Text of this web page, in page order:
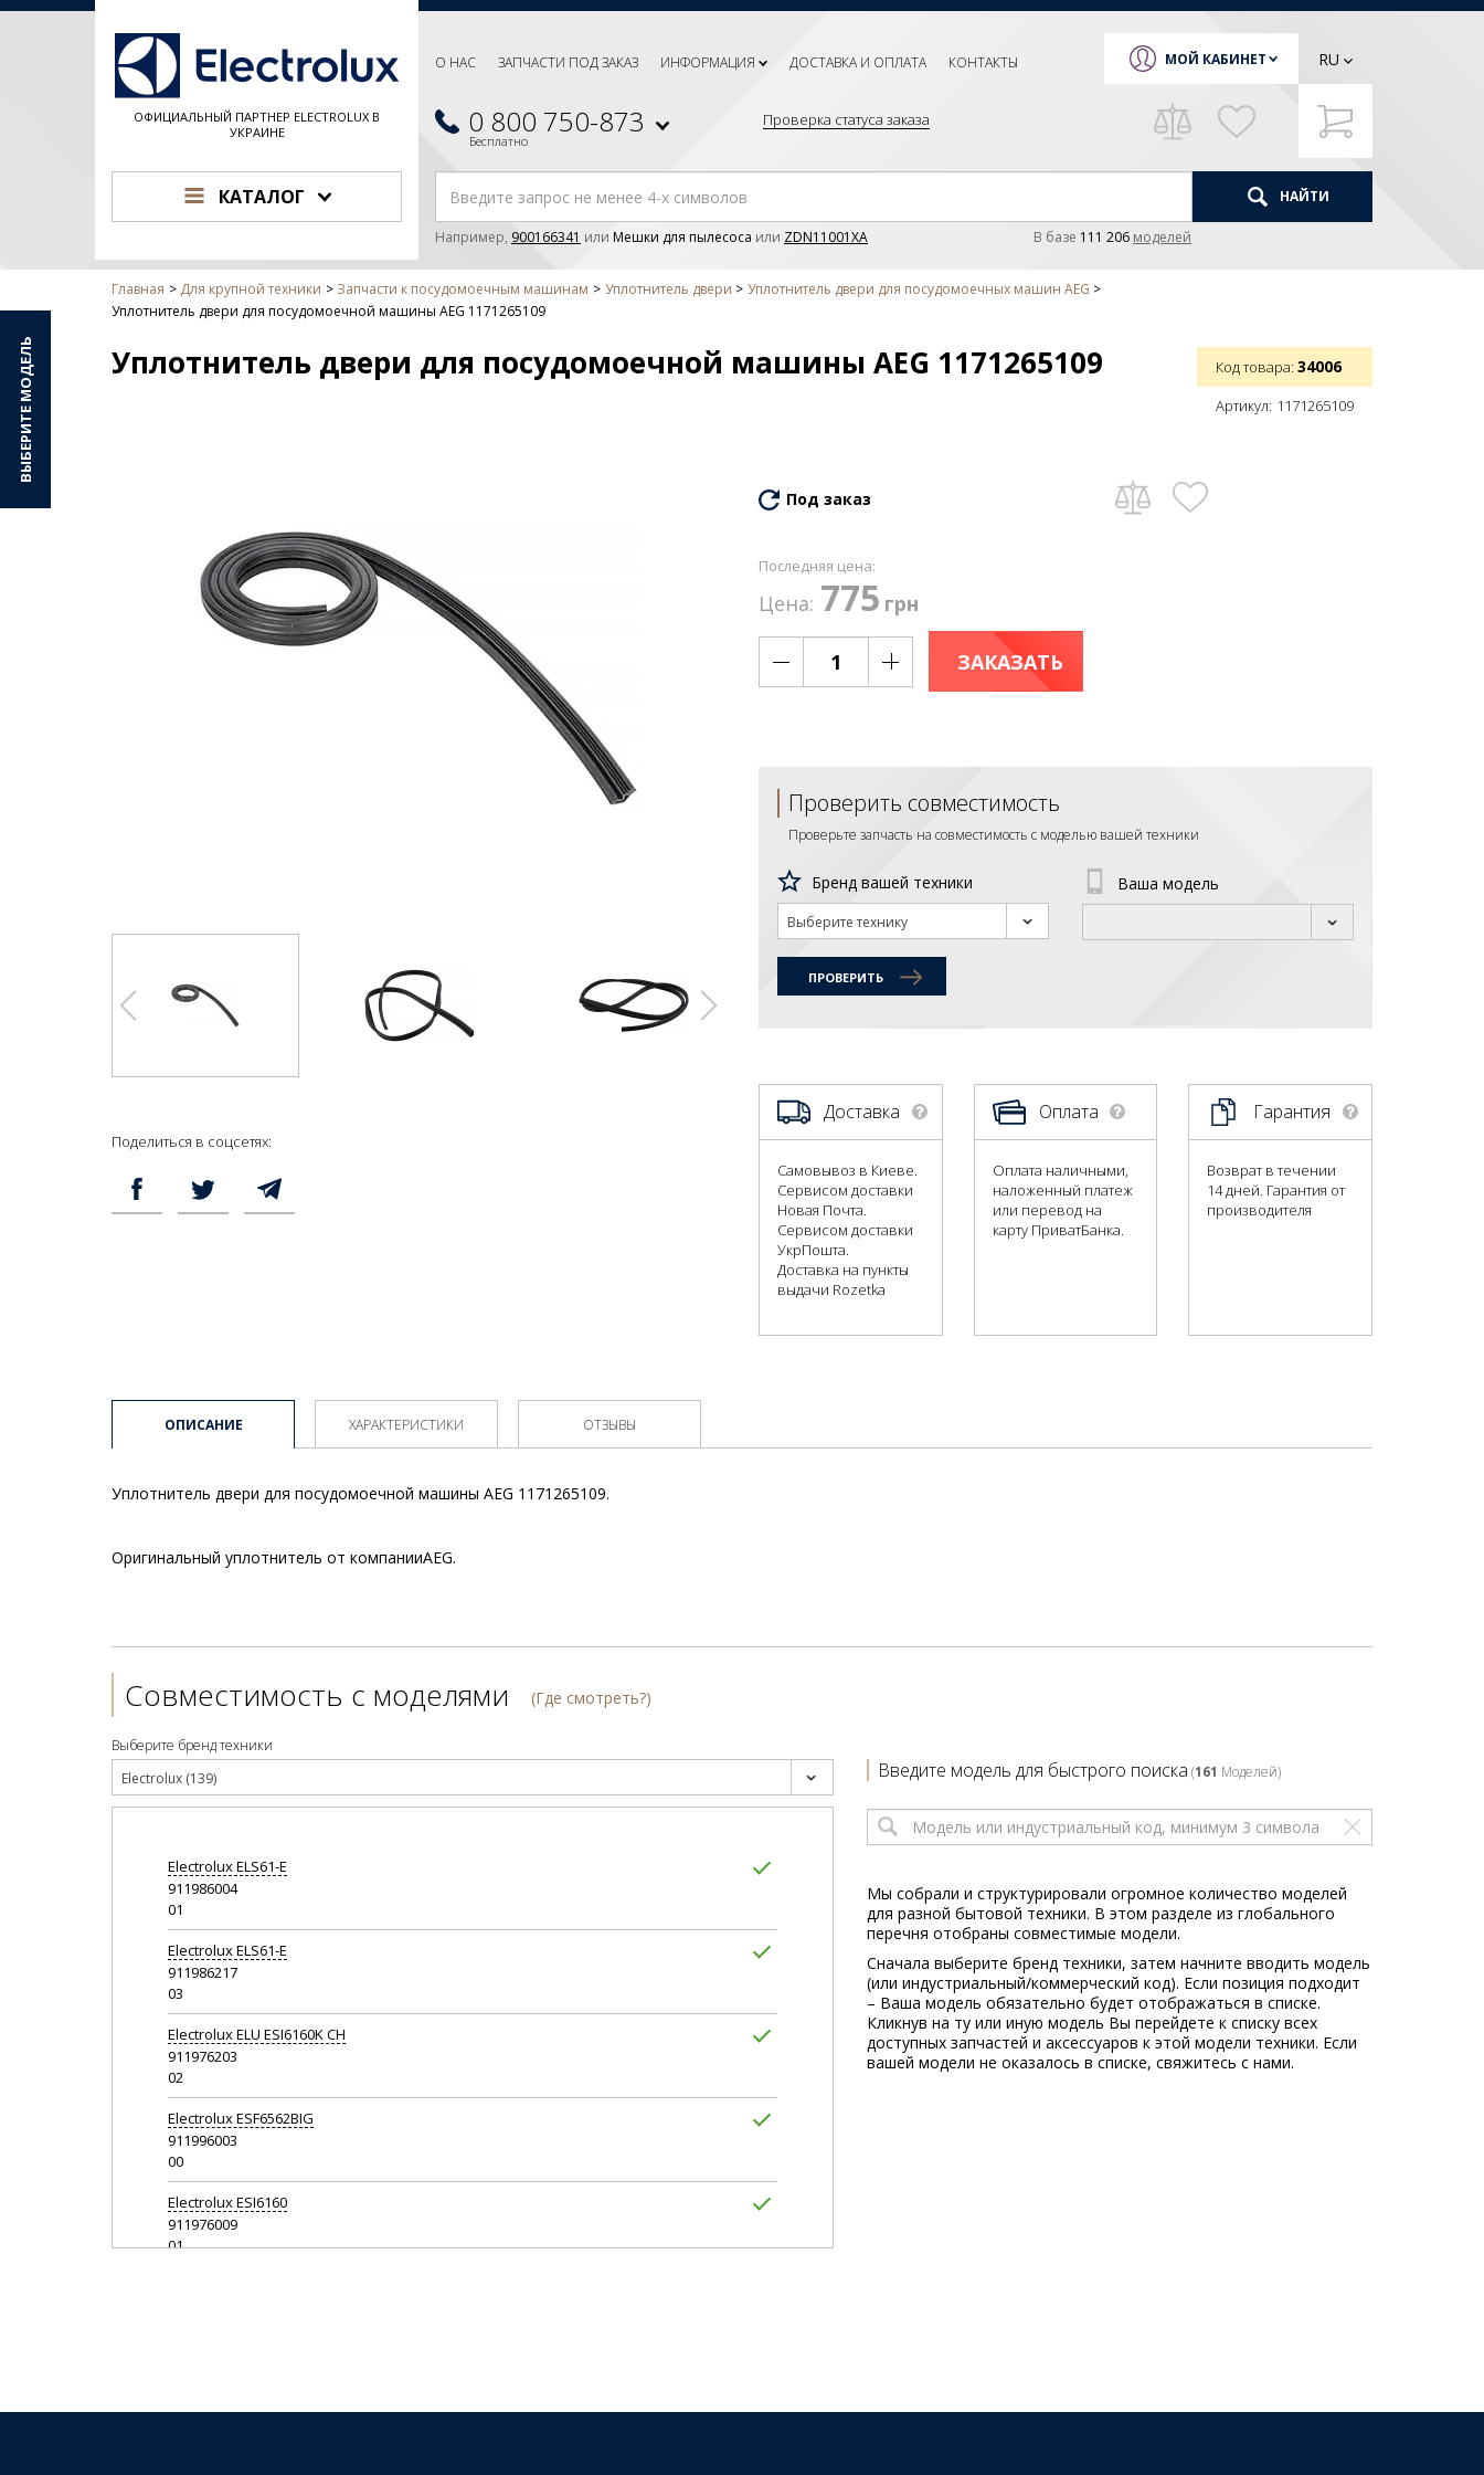
ОФИЦИАЛЬНЫЙ ПАРТНЕР ELECTROLUX В
УКРАИНЕ
О НАС ЗАПЧАСТИ ПОД ЗАКАЗ ИНФОРМАЦИЯ ДОСТАВКА И ОПЛАТА КОНТАКТЫ
0 800 750-873
Бесплатно
Проверка статуса заказа
МОЙ КАБИНЕТ RU
КАТАЛОГ НАЙТИ
Например, 900166341 или Мешки для пылесоса или ZDN11001XA В базе 111 206 моделей
Главная Для крупной техники Запчасти к посудомоечным машинам Уплотнитель двери
Уплотнитель двери для посудомоечных машин AEG
Уплотнитель двери для посудомоечной машины AEG 1171265109
Уплотнитель двери для посудомоечной машины AEG 1171265109 Код товара: 34006
Артикул: 1171265109
Поделиться в соцсетях:
Под заказ
Последняя цена:
Цена: 775 грн
ЗАКАЗАТЬ
Проверить совместимость
Проверьте запчасть на совместимость с моделью вашей техники
Бренд вашей техники
Выберите технику
Ваша модель
ПРОВЕРИТЬ
Доставка
Самовывоз в Киеве.
Сервисом доставки
Новая Почта.
Сервисом доставки
УкрПошта.
Доставка на пункты
выдачи Rozetka
Оплата
Оплата наличными,
наложенный платеж
или перевод на
карту ПриватБанка.
Гарантия
Возврат в течении
14 дней. Гарантия от
производителя
ОПИСАНИЕ
Уплотнитель двери для посудомоечной машины AEG 1171265109.
Оригинальный уплотнитель от компанииAEG.
ХАРАКТЕРИСТИКИ ОТЗЫВЫ
Совместимость с моделями (Где смотреть?)
Выберите бренд техники
Electrolux (139)
ElectroluxELS61-E
911986004
01
ElectroluxELS61-E
911986217
03
ElectroluxELU ESI6160K CH
911976203
02
ElectroluxESF6562BIG
911996003
00
ElectroluxESI6160
911976009
01
01
Введите модель для быстрого поиска (161 Моделей)
Мы собрали и структурировали огромное количество моделей
для разной бытовой техники. В этом разделе из глобального
перечня отобраны совместимые модели.
Сначала выберите бренд техники, затем начните вводить модель
(или индустриальный/коммерческий код). Если позиция подходит
– Ваша модель обязательно будет отображаться в списке.
Кликнув на ту или иную модель Вы перейдете к списку всех
доступных запчастей и аксессуаров к этой модели техники. Если
вашей модели не оказалось в списке, свяжитесь с нами.
ВЫБЕРИТЕ МОДЕЛЬ